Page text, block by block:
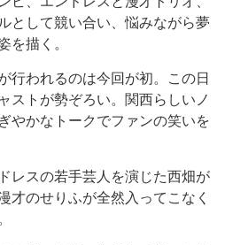
として競い合い、悩みながら夢
を描く。
行われるのは今回が初。この日
ストが勢ぞろい。関西らしいノ
やかなトークでファンの笑いを
レスの若手芸人を演じた西畑が
才のせりふが全然入ってこなく